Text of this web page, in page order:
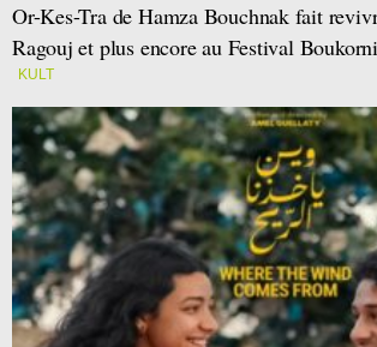
Or-Kes-Tra de Hamza Bouchnak fait
Ragouj et plus encore au Festival
KULT